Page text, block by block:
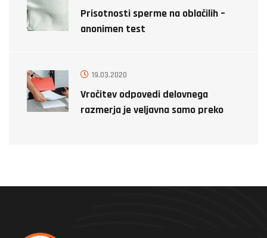
Prisotnosti sperme na oblačilih –
anonimen test
19.03.2020
Vročitev odpovedi delovnega
razmerja je veljavna samo preko